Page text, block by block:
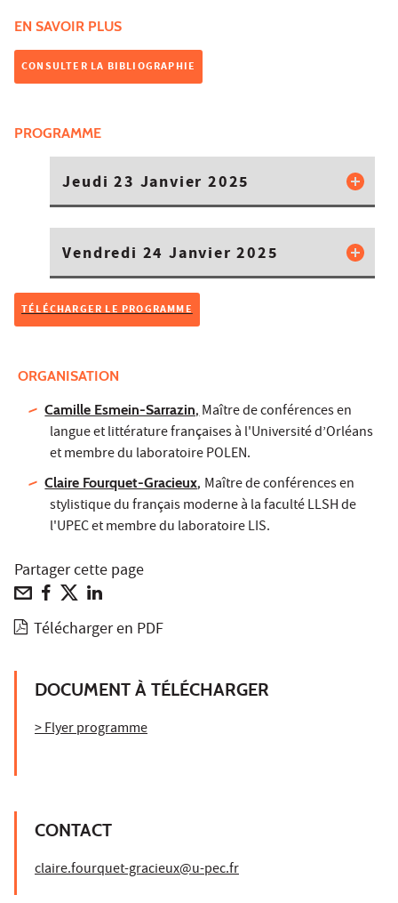
EN SAVOIR PLUS
CONSULTER LA BIBLIOGRAPHIE
PROGRAMME
Jeudi 23 Janvier 2025
Vendredi 24 Janvier 2025
TÉLÉCHARGER LE PROGRAMME
ORGANISATION
Camille Esmein-Sarrazin,Maître de conférences en
langue et littérature françaises à l'Université d’Orléans
et membre du laboratoire POLEN.
Claire Fourquet-Gracieux, Maître de conférences en
stylistique du français moderne à la faculté LLSH de
l'UPEC et membre du laboratoire LIS.
Partager cette page
Télécharger en PDF
DOCUMENT À TÉLÉCHARGER
> Flyer programme
CONTACT
claire.fourquet-gracieux@u-pec.fr